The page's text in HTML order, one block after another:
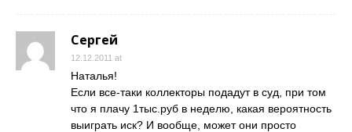
Сергей
12.12.2011 at
Наталья!
Если все-таки коллекторы подадут в суд, при том
что я плачу 1тыс.руб в неделю, какая вероятность
выиграть иск? И вообще, может они просто